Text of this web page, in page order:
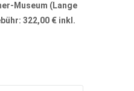
Museum (Lange
322,00 € inkl.